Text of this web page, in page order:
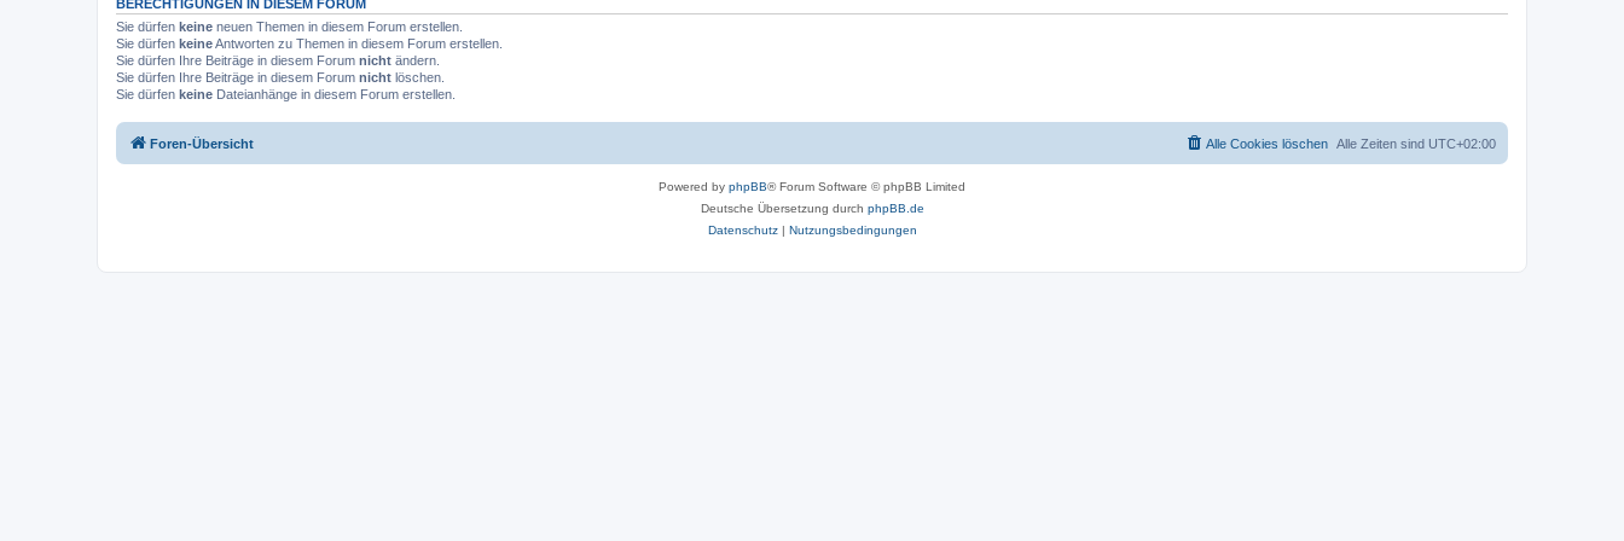
BERECHTIGUNGEN IN DIESEM FORUM
Sie dürfen keine neuen Themen in diesem Forum erstellen.
Sie dürfen keineAntworten zu Themen in diesem Forum erstellen.
Sie dürfen Ihre Beiträge in diesem Forum nicht ändern.
Sie dürfen Ihre Beiträge in diesem Forum nicht löschen.
Sie dürfen keine Dateianhänge in diesem Forum erstellen.
Foren-Übersicht Alle Zeiten sind UTC+02:00
Alle Cookies löschen
Powered by phpBB® Forum Software © phpBB Limited
Deutsche Übersetzung durch phpBB.de
Datenschutz| Nutzungsbedingungen